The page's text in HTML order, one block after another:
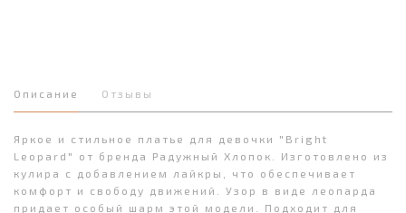
Описание Отзывы
Яркое и стильное платье для девочки "Bright
Leopard" от бренда Радужный Хлопок. Изготовлено из
кулира с добавлением лайкры, что обеспечивает
комфорт и свободу движений. Узор в виде леопарда
придает особый шарм этой модели. Подходит для